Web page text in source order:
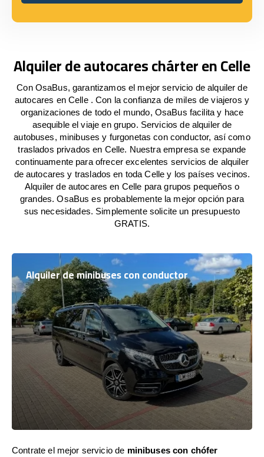
Alquiler de autocares chárter en Celle
Con OsaBus, garantizamos el mejor servicio de alquiler de
autocares en Celle . Con la confianza de miles de viajeros y
organizaciones de todo el mundo, OsaBus facilita y hace
asequible el viaje en grupo. Servicios de alquiler de
autobuses, minibuses y furgonetas con conductor, así como
traslados privados en Celle. Nuestra empresa se expande
continuamente para ofrecer excelentes servicios de alquiler
de autocares y traslados en toda Celle y los países vecinos.
Alquiler de autocares en Celle para grupos pequeños o
grandes. OsaBus es probablemente la mejor opción para
sus necesidades. Simplemente solicite un presupuesto
GRATIS.
Alquiler de minibuses con conductor
Contrate el mejor servicio de minibuses con chófer